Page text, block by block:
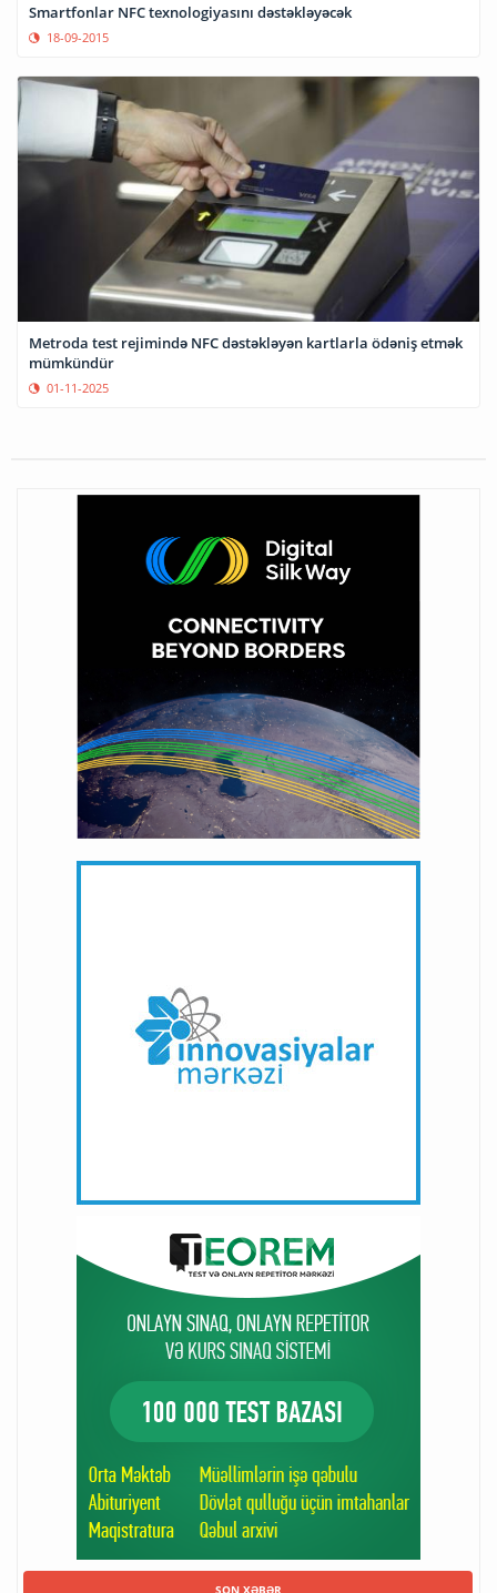
Smartfonlar NFC texnologiyasını dəstəkləyəcək
18-09-2015
Metroda test rejimində NFC dəstəkləyən kartlarla ödəniş etmək
mümkündür
01-11-2025